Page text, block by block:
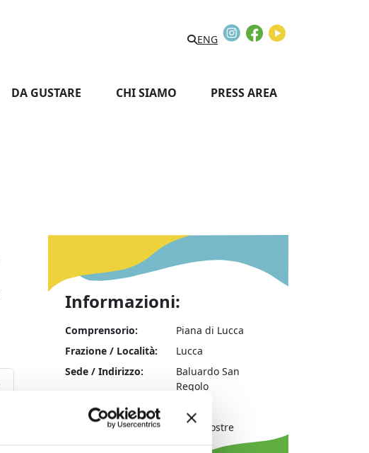
Search
ENG
InstagramFacebook
DA GUSTARE CHI SIAMO PRESS AREA
Informazioni:
Comprensorio:
Piana di Lucca
Frazione / Località:
Lucca
Sede / Indirizzo:
Baluardo San
Regolo
Comune:
Tipologia evento:
arte|mostre